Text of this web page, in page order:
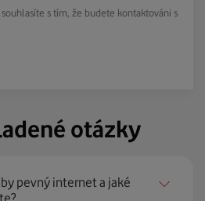
s tím, že budete kontaktováni s
otázky
pevný internet a jaké